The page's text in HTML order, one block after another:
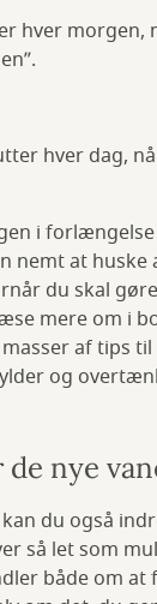
hver morgen,
hver dag,
i forlængelse
nemt at huske
du skal
mere om i
af tips
og
nye
du også
så let som
både om